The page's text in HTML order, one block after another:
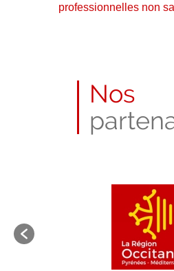
professionnelles non
Nos